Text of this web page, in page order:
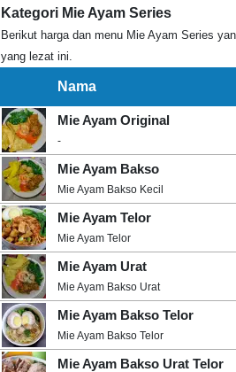
Kategori Mie Ayam Series
Berikut harga dan menu Mie Ayam Series
yang lezat ini.
Nama
Mie Ayam Original
-
Mie Ayam Bakso
Mie Ayam Bakso Kecil
Mie Ayam Telor
Mie Ayam Telor
Mie Ayam Urat
Mie Ayam Bakso Urat
Mie Ayam Bakso Telor
Mie Ayam Bakso Telor
Mie Ayam Bakso Urat Telor